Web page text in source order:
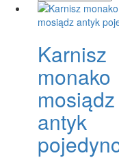
Karnisz
monako
mosiądz
antyk